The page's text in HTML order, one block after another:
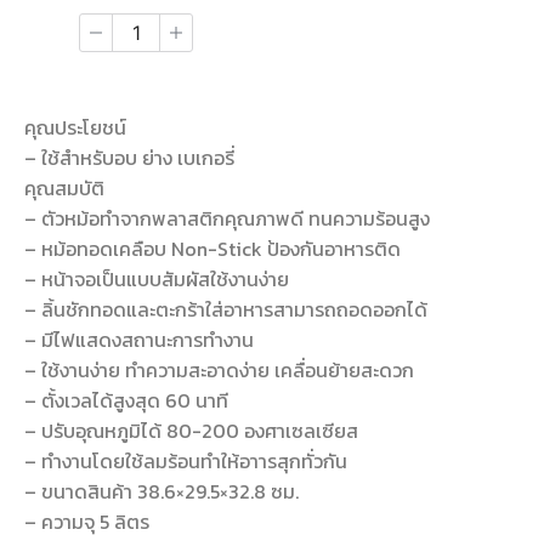
คุณประโยชน์
– ใช้สำหรับอบ ย่าง เบเกอรี่
คุณสมบัติ
– ตัวหม้อทำจากพลาสติกคุณภาพดี ทนความร้อนสูง
– หม้อทอดเคลือบ Non-Stick ป้องกันอาหารติด
– หน้าจอเป็นแบบสัมผัสใช้งานง่าย
– ลิ้นชักทอดและตะกร้าใส่อาหารสามารถถอดออกได้
– มีไฟแสดงสถานะการทำงาน
– ใช้งานง่าย ทำความสะอาดง่าย เคลื่อนย้ายสะดวก
– ตั้งเวลได้สูงสุด 60 นาที
– ปรับอุณหภูมิได้ 80-200 องศาเซลเซียส
– ทำงานโดยใช้ลมร้อนทำให้อาารสุกทั่วกัน
– ขนาดสินค้า 38.6×29.5×32.8 ซม.
– ความจุ 5 ลิตร